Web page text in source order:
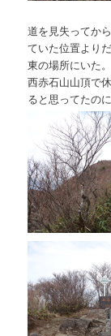
道を見失ってか
ていた位置より
東の場所にいた
西赤石山山頂で
ると思ってたの